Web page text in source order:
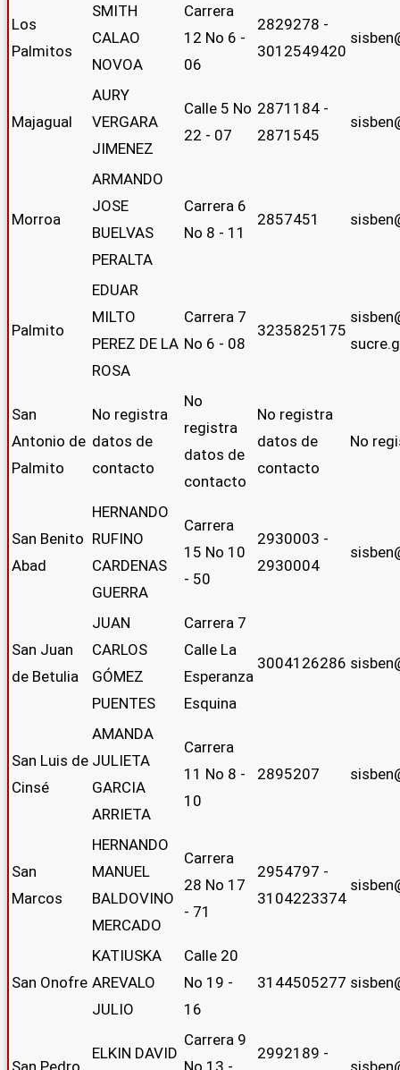
Los
Palmitos
SMITH
CALAO
NOVOA
Carrera
12 No 6 -
06
2829278 -
3012549420
Majagual
AURY
VERGARA
JIMENEZ
Calle 5 No
22 - 07
2871184 -
2871545
Morroa
ARMANDO
JOSE
BUELVAS
PERALTA
Carrera 6
No 8 - 11
2857451
Palmito
EDUAR
MILTO
PEREZ DE LA
ROSA
Carrera 7
No 6 - 08
3235825175
San
Antonio de
Palmito
No registra
datos de
contacto
No
registra
datos de
contacto
No registra
datos de
contacto
No
San Benito
Abad
HERNANDO
RUFINO
CARDENAS
GUERRA
Carrera
15 No 10
- 50
2930003 -
2930004
San Juan
de Betulia
JUAN
CARLOS
GÓMEZ
PUENTES
Carrera 7
Calle La
Esperanza
Esquina
3004126286
San Luis de
Cinsé
AMANDA
JULIETA
GARCIA
ARRIETA
Carrera
11 No 8 -
10
2895207
San
Marcos
HERNANDO
MANUEL
BALDOVINO
MERCADO
Carrera
28 No 17
- 71
2954797 -
3104223374
San Onofre
KATIUSKA
AREVALO
JULIO
Calle 20
No 19 -
16
3144505277
San Pedro
ELKIN DAVID
Carrera 9
No 13 -
2992189 -